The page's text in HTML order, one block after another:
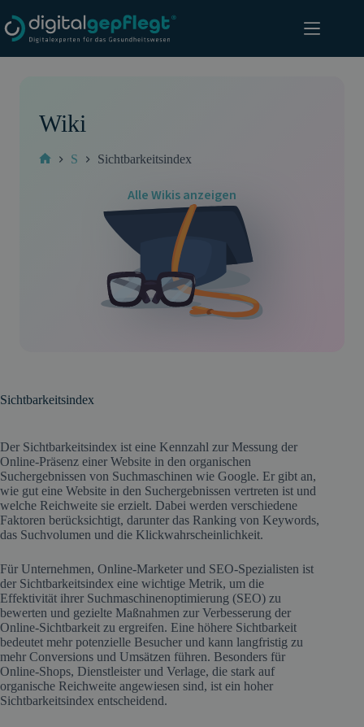
Inhalt
springen
Wiki
S Sichtbarkeitsindex
Alle Wikis anzeigen
Sichtbarkeitsindex
Der Sichtbarkeitsindex ist eine Kennzahl zur Messung der
Online-Präsenz einer Website in den organischen
Suchergebnissen von Suchmaschinen wie Google. Er gibt an,
wie gut eine Website in den Suchergebnissen vertreten ist und
welche Reichweite sie erzielt. Dabei werden verschiedene
Faktoren berücksichtigt, darunter das Ranking von Keywords,
das Suchvolumen und die Klickwahrscheinlichkeit.
Für Unternehmen, Online-Marketer und SEO-Spezialisten ist
der Sichtbarkeitsindex eine wichtige Metrik, um die
Effektivität ihrer Suchmaschinenoptimierung (SEO) zu
bewerten und gezielte Maßnahmen zur Verbesserung der
Online-Sichtbarkeit zu ergreifen. Eine höhere Sichtbarkeit
bedeutet mehr potenzielle Besucher und kann langfristig zu
mehr Conversions und Umsätzen führen. Besonders für
Online-Shops, Dienstleister und Verlage, die stark auf
organische Reichweite angewiesen sind, ist ein hoher
Sichtbarkeitsindex entscheidend.